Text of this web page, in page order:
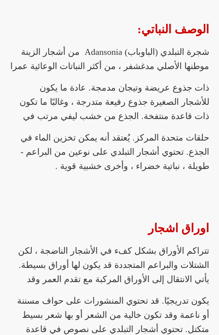
الوصف النباتي:
شجرة التبلدي (الباوباب) Adansonia من أشجار الزينة
موطنها الأصلي مدغشفر ، من أكثر النباتات الوعائية عمرا
ذات جذوع عريضة وتيجان مدمجة. عادة ما يكون
للأشجار الصغيرة جذوع رفيعة متدرجة ، وغالبًا ما تكون
ذات قاعدة منتفخة. الجذع من خشب ليفي مرتب في
حلقات متحدة المركز. يُعتقد أنه يمكن تخزين الماء في
الجذع. تحتوي أشجار التبلدي على نوعين من البراعم -
طويلة ، نباتية خضراء ، وأخرى خشبية قوية .
اوراق اشجار
تتراكم الأوراق بشكل كفء في الأشجار الناضجة ، لكن
الشتلات والبراعم المتجددة قد يكون لها أوراق بسيطة.
يأتي الانتقال إلى الأوراق المركبة مع تقدم العمر وقد
يكون تدريجيًا. قد تحتوي المنشورات على حواف مسننة
أو ناعمة وقد تكون خالية من الشعر أو بها شعر بسيط
متكتل. تحتوي أشجار التبلدي على نصوص في قاعدة